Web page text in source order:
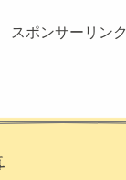
スポンサーリンク